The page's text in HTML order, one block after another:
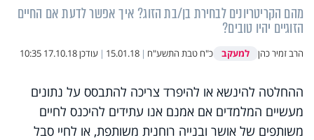
מהם הקריטריונים לבחירת בן/בת הזוג? איך אפשר לדעת אם החיים
הזוגיים יהיו טובים?
הרב זמיר כהן למעקב כ"ח טבת התשע"ח |
15.01.18
| עודכן17.10.18 10:35
ההחלטה להינשא או להיפרד צריכה להתבסס על נתונים
מעשיים המלמדים אם אמנם אנו עתידים להיכנס לחיים
משותפים של אושר ובנייה רוחנית משותפת, או לחיי סבל